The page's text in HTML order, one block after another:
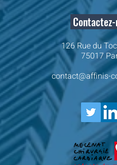
126 Rue du
75017
contact@affinis-